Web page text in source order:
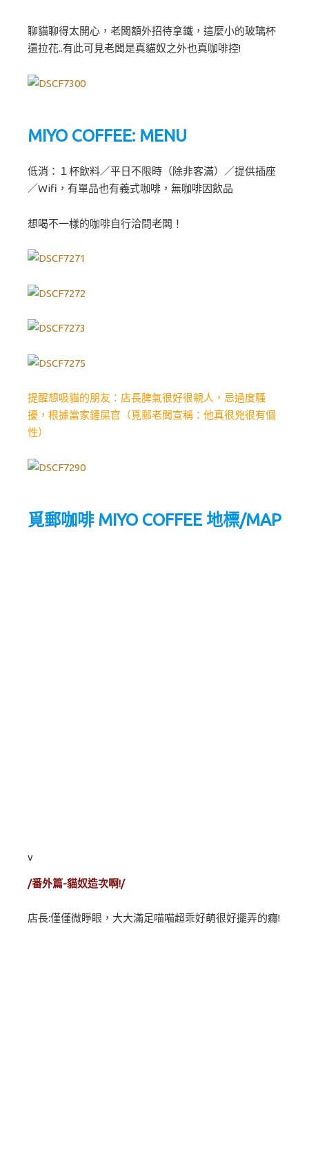
聊貓聊得太開心，老闆額外招待拿鐵，這麼小的玻璃杯
還拉花..有此可見老闆是真貓奴之外也真咖啡控!
MIYO COFFEE: MENU
低消：１杯飲料／平日不限時（除非客滿）／提供插座
／Wifi，有單品也有義式咖啡，無咖啡因飲品
想喝不一樣的咖啡自行洽問老闆！
提醒想吸貓的朋友：店長脾氣很好很親人，忌過度騷
擾，根據當家鏟屎官（覓郵老闆宣稱：他真很兇很有個
性）
覓郵咖啡 MIYO COFFEE 地標/MAP
v
/番外篇-貓奴造次啊!/
店長:僅僅微睜眼，大大滿足喵喵超乖好萌很好擺弄的癮!